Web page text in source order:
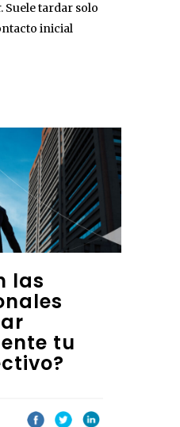
Suele tardar solo
inicial
las
tu